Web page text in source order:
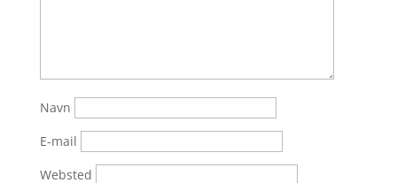
Navn
E-mail
Websted